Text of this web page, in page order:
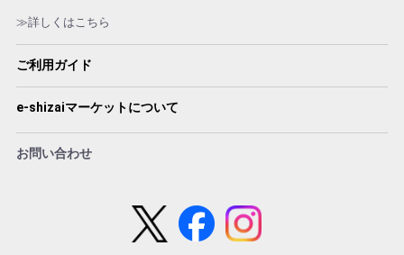
≫詳しくはこちら
ご利用ガイド
e-shizaiマーケットについて
お問い合わせ